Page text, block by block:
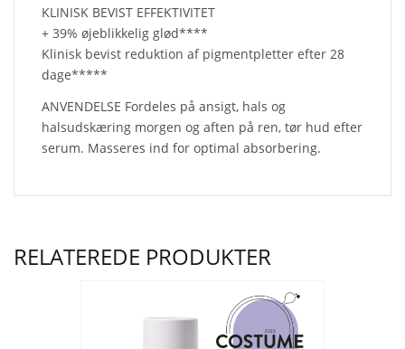
KLINISK BEVIST EFFEKTIVITET
+ 39% øjeblikkelig glød****
Klinisk bevist reduktion af pigmentpletter efter 28
dage*****
ANVENDELSE Fordeles på ansigt, hals og
halsudskæring morgen og aften på ren, tør hud efter
serum. Masseres ind for optimal absorbering.
RELATEREDE PRODUKTER